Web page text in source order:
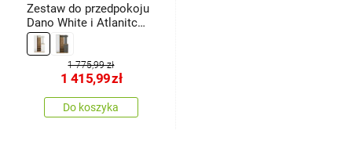
Zestaw do przedpokoju
Dano White i Atlanitc
Pine
1 775,99 zł
1 415,99zł
Do koszyka